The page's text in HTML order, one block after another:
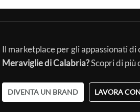
Il marketplace per gli appassionati di
Meraviglie di Calabria?Scopri di più
DIVENTA UN BRAND LAVORA